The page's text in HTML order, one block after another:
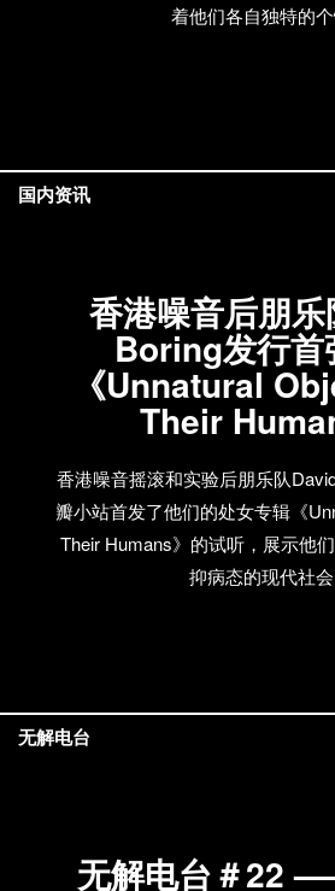
着他们各自独特的个
香港噪音后朋
Boring发行首
《Unnatural
Their
香港噪音摇滚和实验后朋乐队
瓣小站首发了他们的处女专辑《
Their Humans》的试听，展示他
抑病态的现代社会
国内资讯
无解电台＃22
无解电台